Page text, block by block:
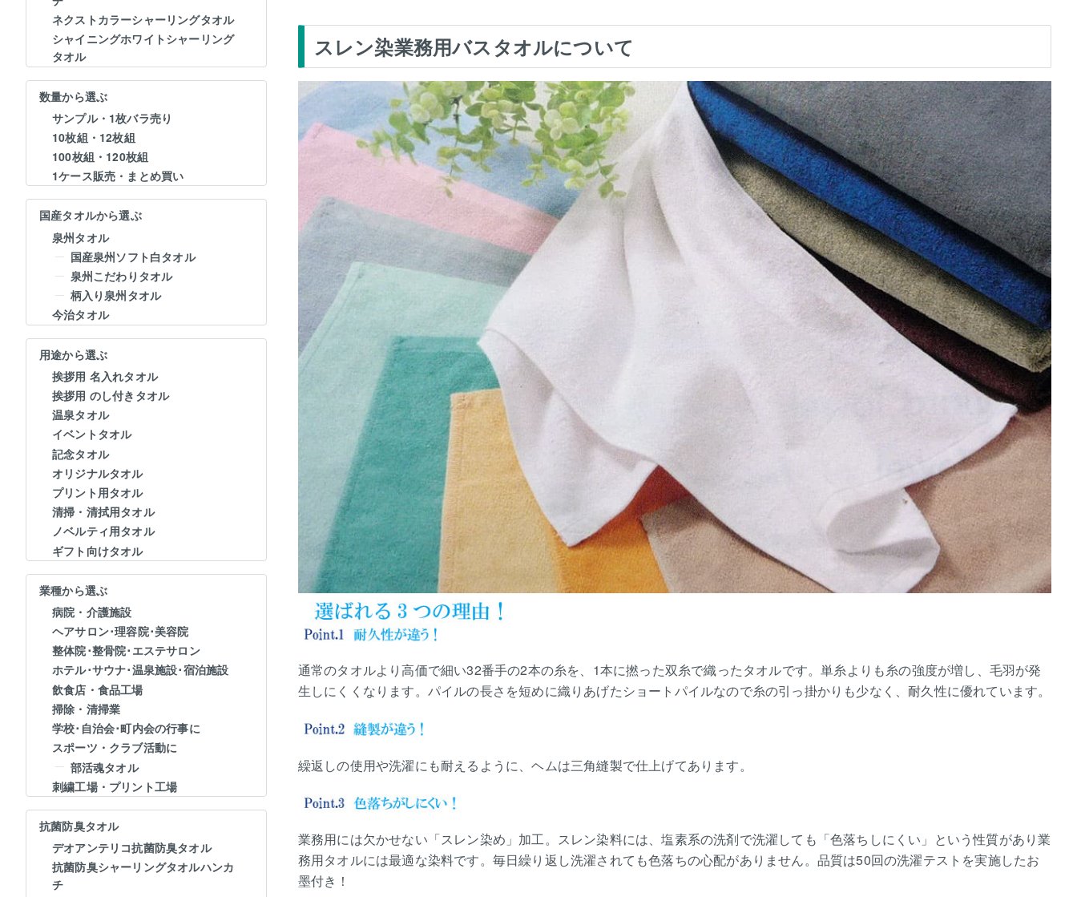
ネクストカラーシャーリングタオル
シャイニングホワイトシャーリング
タオル
数量から選ぶ
サンプル・1枚バラ売り
10枚組・12枚組
100枚組・120枚組
1ケース販売・まとめ買い
国産タオルから選ぶ
泉州タオル
国産泉州ソフト白タオル
泉州こだわりタオル
柄入り泉州タオル
今治タオル
用途から選ぶ
挨拶用 名入れタオル
挨拶用 のし付きタオル
温泉タオル
イベントタオル
記念タオル
オリジナルタオル
プリント用タオル
清掃・清拭用タオル
ノベルティ用タオル
ギフト向けタオル
業種から選ぶ
病院・介護施設
ヘアサロン･理容院･美容院
整体院･整骨院･エステサロン
ホテル･サウナ･温泉施設･宿泊施設
飲食店・食品工場
掃除・清掃業
学校･自治会･町内会の行事に
スポーツ・クラブ活動に
部活魂タオル
刺繍工場・プリント工場
抗菌防臭タオル
デオアンテリコ抗菌防臭タオル
抗菌防臭シャーリングタオルハンカ
チ
スレン染業務用バスタオルについて
通常のタオルより高価で細い32番手の2本の糸を、1本に撚った双糸で織ったタオルです。単糸よりも糸の強度が増し、毛羽が発
生しにくくなります。パイルの長さを短めに織りあげたショートパイルなので糸の引っ掛かりも少なく、耐久性に優れています。
繰返しの使用や洗濯にも耐えるように、ヘムは三角縫製で仕上げてあります。
業務用には欠かせない「スレン染め」加工。スレン染料には、塩素系の洗剤で洗濯しても「色落ちしにくい」という性質があり業
務用タオルには最適な染料です。毎日繰り返し洗濯されても色落ちの心配がありません。品質は50回の洗濯テストを実施したお
墨付き！